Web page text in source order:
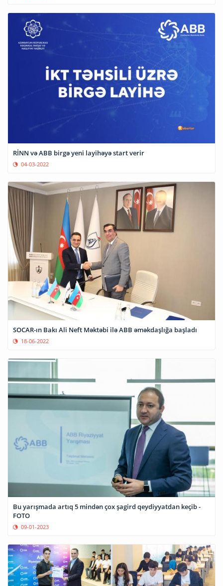
RİNN və ABB birgə yeni layihəyə start verir
04-03-2022
SOCAR-ın Bakı Ali Neft Məktəbi ilə ABB əməkdaşlığa başladı
18-06-2022
Bu yarışmada artıq 5 mindən çox şagird qeydiyyatdan keçib -
FOTO
09-01-2023